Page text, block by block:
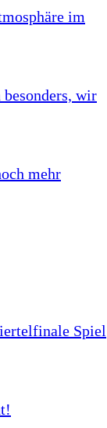
im
wir
mehr
Spiel